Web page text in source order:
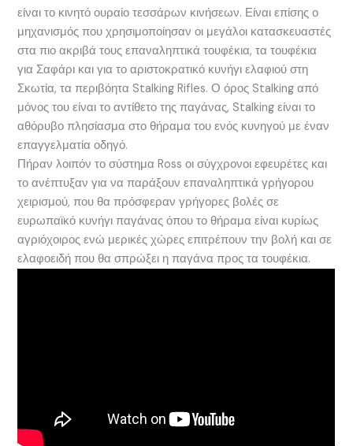
είναι το κινητό ουραίο τεσσάρων κινήσεων. Είναι επίσης ο
μηχανισμός που χρησιμοποίησαν οι μεγάλοι κατασκευαστές
στα πιο ακριβά τους επαναληπτικά τουφέκια, τα τουφέκια
για Σαφάρι και για το αριστοκρατικό κυνήγι ελαφιού στη
Σκωτία, τα περιβόητα Stalking Rifles. Ο όρος Stalking από
μόνος του είναι το αντίθετο της παγάνας, Stalking είναι το
αθόρυβο πλησίασμα στο θήραμα του ενός κυνηγού με έναν
επαγγελματία οδηγό.
Πήραν λοιπόν το σύστημα Ross οι σύγχρονοι εφευρέτες και
το ανέπτυξαν για να παράξουν επαναληπτικά γρήγορου
χειρισμού, που θα πρόσφεραν γρήγορες βολές σε
ευρωπαϊκό κυνήγι παγάνας όπου το θήραμα είναι κυρίως
αγριόχοιρος ενώ μερικές χώρες επιτρέπουν την βολή και σε
ελαφοειδή που θα σπρώξει η παγάνα προς τα τουφέκια.